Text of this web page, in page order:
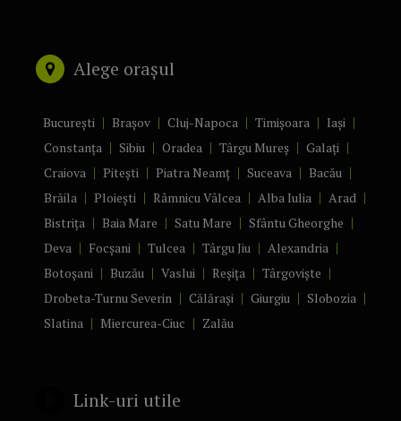
Alege orașul
București Brașov Cluj-Napoca Timișoara
Iași
Constanța
Sibiu Oradea Târgu Mureș
Galați
Craiova
Pitești Piatra Neamț Suceava
Bacău
Brăila
Ploiești Râmnicu Vâlcea Alba Iulia
Arad
Bistrița
Baia Mare Satu Mare
Sfântu Gheorghe
Deva
Focșani Tulcea Târgu Jiu
Alexandria
Botoșani
Buzău Vaslui Reșița
Târgoviște
Drobeta-Turnu Severin
Călărași Giurgiu
Slobozia
Slatina
Miercurea-Ciuc Zalău
Link-uri utile